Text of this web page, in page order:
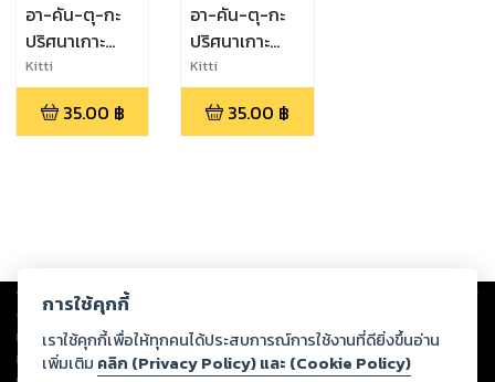
อา-คัน-ตุ-กะ
ปริศนาเกาะ
อาถรรพ์ เล่ม 2
(จบ)
Kitti
Rujrekanusorn
35.00 ฿
อา-คัน-ตุ-กะ
ปริศนาเกาะ
อาถรรพ์ เล่ม 1
Kitti
Rujrekanusorn
35.00 ฿
Copyright © 2026
ต่อผลงานหรือเนื้อหาใดที่อัปโหลดผ่านเว็บไซต์และปรากฏว่าละเมิดสิทธิใน
ทรัพย์สินทางปัญญาของบุคคลอื่นหรือขัดต่อกฎหมายและศีลธรรม ดังนั้น ผู้อ่าน
ทุกท่านโปรดใช้วิจารณญาณในการกลั่นกรองด้วยตนเอง และหากท่านพบว่าส่วน
การใช้คุกกี้
เราใช้คุกกี้เพื่อให้ทุกคนได้ประสบการณ์การใช้งานที่ดียิ่งขึ้นอ่าน
เพิ่มเติม คลิก (Privacy Policy) และ (Cookie Policy)